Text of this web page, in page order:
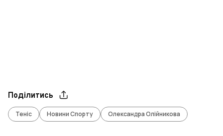
Поділитись
Теніс Новини Спорту Олександра Олійникова